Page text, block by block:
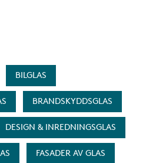
BILGLAS
BRANDSKYDDSGLAS
DESIGN & INREDNINGSGLAS
FASADER AV GLAS